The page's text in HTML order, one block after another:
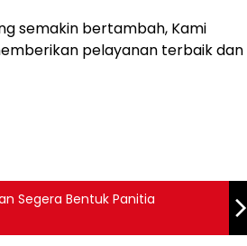
semakin bertambah, Kami
pelayanan terbaik dan
Segera Bentuk Panitia